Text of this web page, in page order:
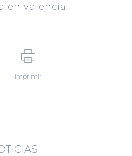
en valencia
Imprimir